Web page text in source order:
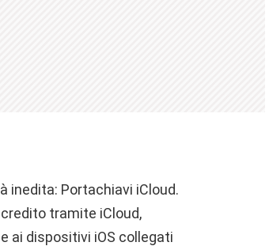
inedita: Portachiavi iCloud.
tramite iCloud,
ai dispositivi iOS collegati